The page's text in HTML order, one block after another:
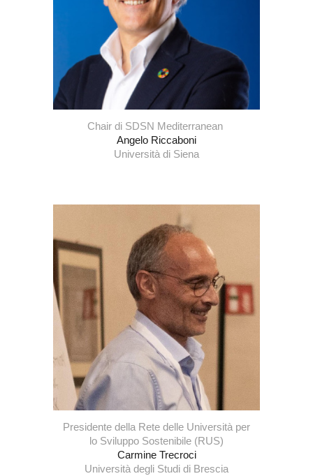
Chair di SDSN Mediterranean
Angelo Riccaboni
Università di Siena
Presidente della Rete delle Università per
lo Sviluppo Sostenibile (RUS)
Carmine Trecroci
Università degli Studi di Brescia